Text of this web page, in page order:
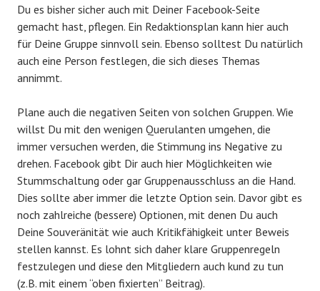
Du es bisher sicher auch mit Deiner Facebook-Seite
gemacht hast, pflegen. Ein Redaktionsplan kann hier auch
für Deine Gruppe sinnvoll sein. Ebenso solltest Du natürlich
auch eine Person festlegen, die sich dieses Themas
annimmt.
Plane auch die negativen Seiten von solchen Gruppen. Wie
willst Du mit den wenigen Querulanten umgehen, die
immer versuchen werden, die Stimmung ins Negative zu
drehen. Facebook gibt Dir auch hier Möglichkeiten wie
Stummschaltung oder gar Gruppenausschluss an die Hand.
Dies sollte aber immer die letzte Option sein. Davor gibt es
noch zahlreiche (bessere) Optionen, mit denen Du auch
Deine Souveränität wie auch Kritikfähigkeit unter Beweis
stellen kannst. Es lohnt sich daher klare Gruppenregeln
festzulegen und diese den Mitgliedern auch kund zu tun
(z.B. mit einem “oben fixierten” Beitrag).